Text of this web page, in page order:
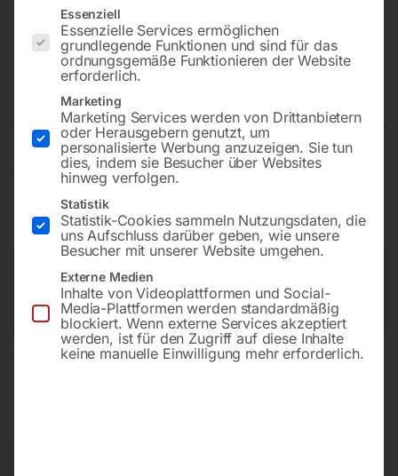
Hydraulische Werkstattpresse
2.028,00
inkl. MwSt. Kostenloser Versand
Lieferzeit:ca. 2 - 3 Tage
Versandkosten Standard (Österreich):
Bitte beachten Sie: Die Versandkosten gelten für Österreich.
Andere Länder können abweichen.
In den Warenkorb
Es folgt eine Liste der Service-Gruppen, für die eine
Essenziell
Essenzielle Services ermöglichen
grundlegende Funktionen und sind für das
ordnungsgemäße Funktionieren der Website
erforderlich.
Marketing
Marketing Services werden von Drittanbietern
oder Herausgebern genutzt, um
personalisierte Werbung anzuzeigen. Sie tun
dies, indem sie Besucher über Websites
hinweg verfolgen.
Statistik
Statistik-Cookies sammeln Nutzungsdaten, die
uns Aufschluss darüber geben, wie unsere
Besucher mit unserer Website umgehen.
Externe Medien
Inhalte von Videoplattformen und Social-
Media-Plattformen werden standardmäßig
blockiert. Wenn externe Services akzeptiert
werden, ist für den Zugriff auf diese Inhalte
keine manuelle Einwilligung mehr erforderlich.